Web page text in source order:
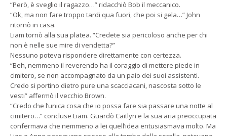
“Però, è sveglio il ragazzo…” ridacchiò Bob il meccanico.
“Ok, ma non fare troppo tardi qua fuori, che poi si gela…” John
ritornò in casa.
Liam tornò alla sua platea. “Credete sia pericoloso anche per chi
non è nelle sue mire di vendetta?”
Nessuno poteva rispondere direttamente con certezza.
“Beh, nemmeno il reverendo ha il coraggio di mettere piede in
cimitero, se non accompagnato da un paio dei suoi assistenti.
Credo si portino dietro pure una scacciacani, nascosta sotto le
vesti” affermò il vecchio Brown.
“Credo che l’unica cosa che io possa fare sia passare una notte al
cimitero…” concluse Liam. Guardò Caitlyn e la sua aria preoccupata
confermava che nemmeno a lei quell’idea entusiasmava molto. Ma